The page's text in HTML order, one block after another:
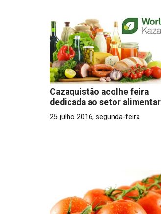
Cazaquistão acolhe feira
dedicada ao setor alimentar
25 julho 2016, segunda-feira